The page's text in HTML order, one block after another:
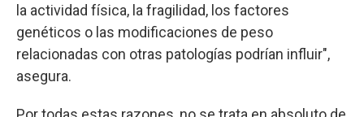
la actividad física, la fragilidad, los factores
genéticos o las modificaciones de peso
relacionadas con otras patologías podrían influir",
asegura.